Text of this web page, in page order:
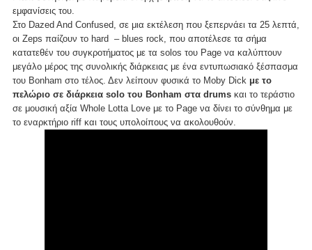
εμφανίσεις του.
Στο Dazed And Confused, σε μια εκτέλεση που ξεπερνάει τα 25 λεπτά,
οι Zeps παίζουν το hard – blues rock, που αποτέλεσε τα σήμα
κατατεθέν του συγκροτήματος με τα solos του Page να καλύπτουν
μεγάλο μέρος της συνολικής διάρκειας με ένα εντυπωσιακό ξέσπασμα
του Bonham στο τέλος. Δεν λείπουν φυσικά το Moby Dick με το
πελώριο σε διάρκεια solo του Bonham στα drums και το τεράστιο
σε μουσική αξία Whole Lotta Love με το Page να δίνει το σύνθημα με
το εναρκτήριο riff και τους υπολοίπους να ακολουθούν.